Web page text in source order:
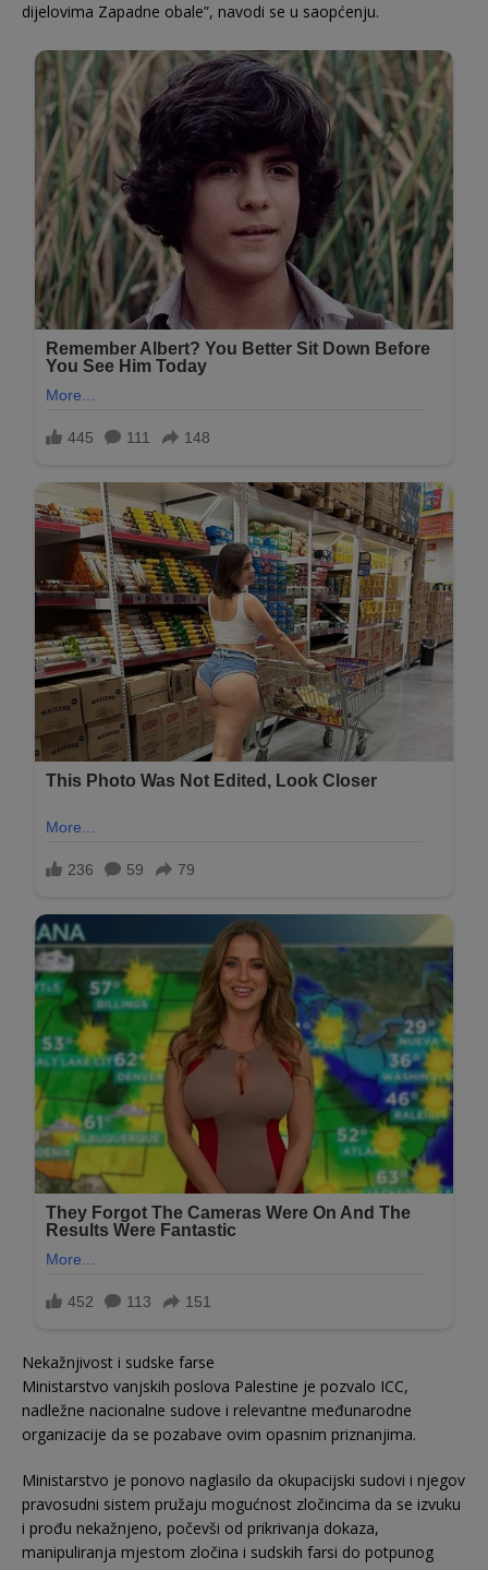
dijelovima Zapadne obale”, navodi se u saopćenju.
Nekažnjivost i sudske farse
Ministarstvo vanjskih poslova Palestine je pozvalo ICC,
nadležne nacionalne sudove i relevantne međunarodne
organizacije da se pozabave ovim opasnim priznanjima.
Ministarstvo je ponovo naglasilo da okupacijski sudovi i njegov
pravosudni sistem pružaju mogućnost zločincima da se izvuku
i prođu nekažnjeno, počevši od prikrivanja dokaza,
manipuliranja mjestom zločina i sudskih farsi do potpunog